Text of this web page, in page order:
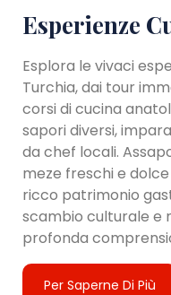
Esperienze
Esplora le vivaci
Turchia, dai tour
corsi di cucina
sapori diversi,
da chef locali.
meze freschi e
ricco patrimonio
scambio culturale e
profonda
Per Saperne Di Più